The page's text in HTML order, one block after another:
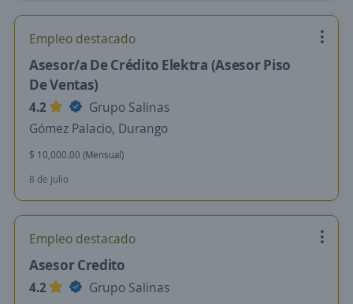
Empleo destacado
Asesor/a De Crédito Elektra (Asesor Piso
De Ventas)
4.2
Grupo Salinas
Gómez Palacio, Durango
$ 10,000.00 (Mensual)
8 de julio
Empleo destacado
Asesor Credito
4.2
Grupo Salinas